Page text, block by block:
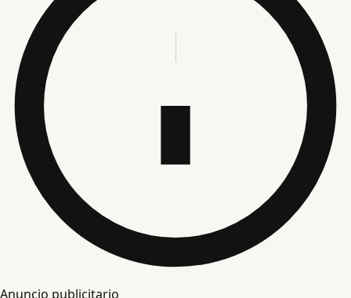
Anuncio publicitario